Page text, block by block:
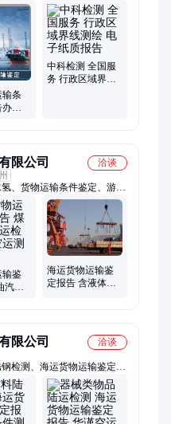
土壤检测、危废鉴别、涉水
跑道检测、洁净室检测、抗
海洋测绘、海洋监测、消毒
测、涂料检测、无尘车间检
输条
理
中科检测 全国服
务 行政区域界线
限公司
洽谈
、货物运输条件鉴定、游泳
、金属材料检测、食品类检
、噪声检测、无损探伤、
认证、食品接触材料检测
输鉴
油
海运货物运输鉴
定报告 含液体物
限公司
洽谈
检测、海运货物运输鉴定报
、无损焊缝检测